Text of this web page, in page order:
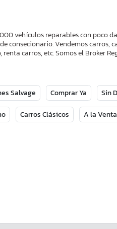
vehículos reparables con poco
Vendemos
carros, etc. Somos el Broker
Salvage Comprar Ya Sin
Carros Clásicos A la